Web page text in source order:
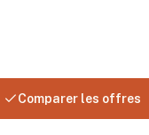
Comparer les offres